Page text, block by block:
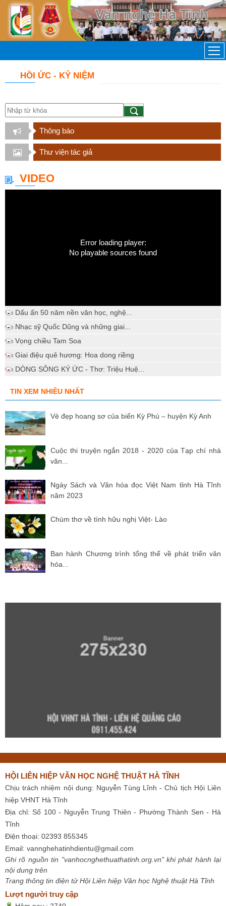
HỒI ỨC - KỶ NIỆM
Thông báo
Thư viện tác giả
VIDEO
Error loading player:
No playable sources found
Dấu ấn 50 năm nền văn học, nghệ...
Nhạc sỹ Quốc Dũng và những giai...
Vọng chiều Tam Soa
Giai điệu quê hương: Hoa dong riềng
DÒNG SÔNG KÝ ỨC - Thơ: Triệu Huệ...
TIN XEM NHIỀU NHẤT
Vẻ đẹp hoang sơ của biển Kỳ Phú – huyện Kỳ Anh
Cuộc thi truyện ngắn 2018 - 2020 của Tạp chí nhà
văn...
Ngày Sách và Văn hóa đọc Việt Nam tỉnh Hà Tĩnh
năm 2023
Chùm thơ về tình hữu nghị Việt- Lào
Ban hành Chương trình tổng thể về phát triển văn
hóa...
HỘI LIÊN HIỆP VĂN HỌC NGHỆ THUẬT HÀ TĨNH
Chịu trách nhiệm nội dung: Nguyễn Tùng Lĩnh - Chủ tịch Hội Liên
hiệp VHNT Hà Tĩnh
Địa chỉ: Số 100 - Nguyễn Trung Thiên - Phường Thành Sen - Hà
Tĩnh
Điện thoại: 02393 855345
Email: vannghehatinhdientu@gmail.com
Ghi rõ nguồn tin "vanhocnghethuathatinh.org.vn" khi phát hành lại
nội dung trên
Trang thông tin điện tử Hội Liên hiệp Văn học Nghệ thuật Hà Tĩnh
Lượt người truy cập